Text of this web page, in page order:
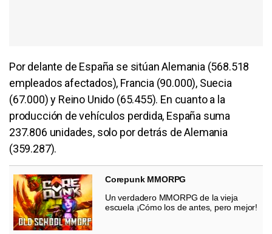
Por delante de España se sitúan Alemania (568.518
empleados afectados), Francia (90.000), Suecia
(67.000) y Reino Unido (65.455). En cuanto a la
producción de vehículos perdida, España suma
237.806 unidades, solo por detrás de Alemania
(359.287).
Corepunk MMORPG
Un verdadero MMORPG de la vieja
escuela ¡Cómo los de antes, pero mejor!